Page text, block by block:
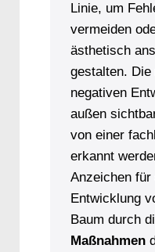
Linie, um
vermeiden
ästhetisch
gestalten.
negativen
außen
von einer
erkannt
Anzeichen
Entwicklung
Baum durch
Maßnahmen